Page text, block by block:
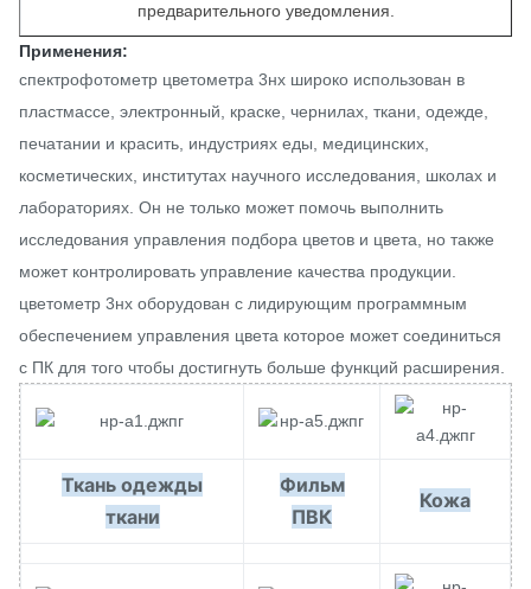
предварительного уведомления.
Применения:
спектрофотометр цветометра 3нх широко использован в
пластмассе, электронный, краске, чернилах, ткани, одежде,
печатании и красить, индустриях еды, медицинских,
косметических, институтах научного исследования, школах и
лабораториях. Он не только может помочь выполнить
исследования управления подбора цветов и цвета, но также
может контролировать управление качества продукции.
цветометр 3нх оборудован с лидирующим программным
обеспечением управления цвета которое может соединиться
с ПК для того чтобы достигнуть больше функций расширения.
Ткань одежды
ткани
Фильм
ПВК
Кожа